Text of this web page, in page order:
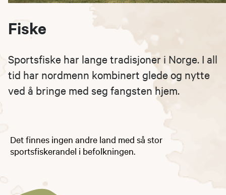
Fiske
Sportsfiske har lange tradisjoner i Norge. I all
tid har nordmenn kombinert glede og nytte
ved å bringe med seg fangsten hjem.
Det finnes ingen andre land med så stor
sportsfiskerandel i befolkningen.